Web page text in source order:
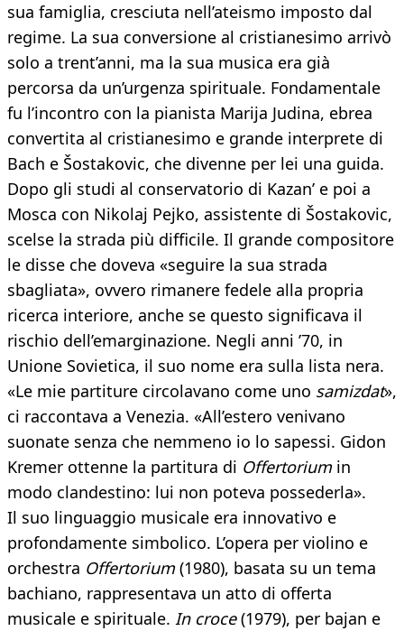
sua famiglia, cresciuta nell’ateismo imposto dal
regime. La sua conversione al cristianesimo arrivò
solo a trent’anni, ma la sua musica era già
percorsa da un’urgenza spirituale. Fondamentale
fu l’incontro con la pianista Marija Judina, ebrea
convertita al cristianesimo e grande interprete di
Bach e Šostakovic, che divenne per lei una guida.
Dopo gli studi al conservatorio di Kazan’ e poi a
Mosca con Nikolaj Pejko, assistente di Šostakovic,
scelse la strada più difficile. Il grande compositore
le disse che doveva «seguire la sua strada
sbagliata», ovvero rimanere fedele alla propria
ricerca interiore, anche se questo significava il
rischio dell’emarginazione. Negli anni ’70, in
Unione Sovietica, il suo nome era sulla lista nera.
«Le mie partiture circolavano come uno samizdat»,
ci raccontava a Venezia. «All’estero venivano
suonate senza che nemmeno io lo sapessi. Gidon
Kremer ottenne la partitura di Offertoriumin
modo clandestino: lui non poteva possederla».
Il suo linguaggio musicale era innovativo e
profondamente simbolico. L’opera per violino e
orchestra Offertorium(1980), basata su un tema
bachiano, rappresentava un atto di offerta
musicale e spirituale. In croce(1979), per bajan e